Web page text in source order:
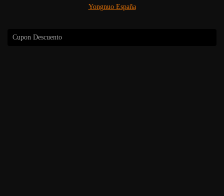
Yongnuo España
Cupon Descuento